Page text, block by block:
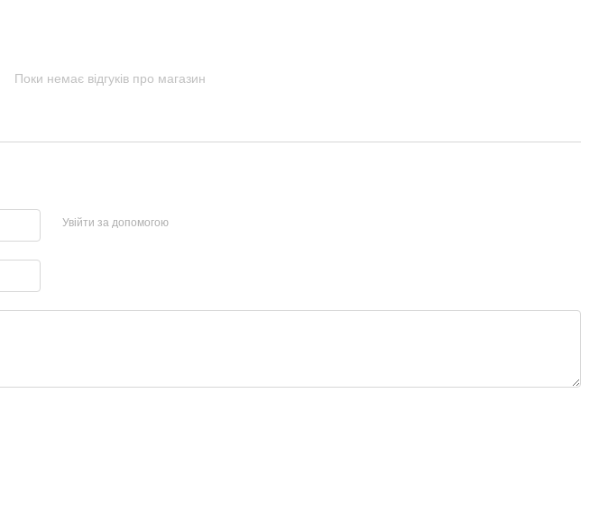
Поки немає відгуків про магазин
Увійти за допомогою